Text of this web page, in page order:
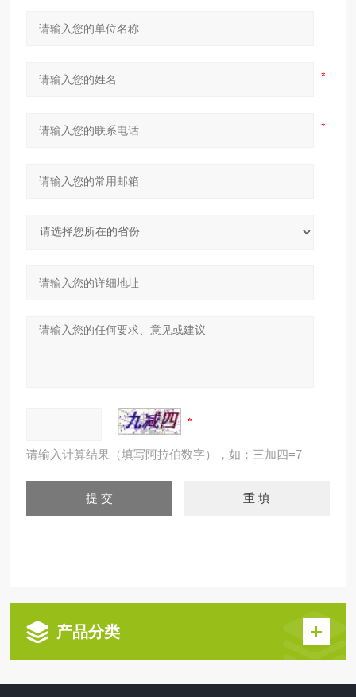
请输入计算结果（填写阿拉伯数字），如：三加四=7
产品分类